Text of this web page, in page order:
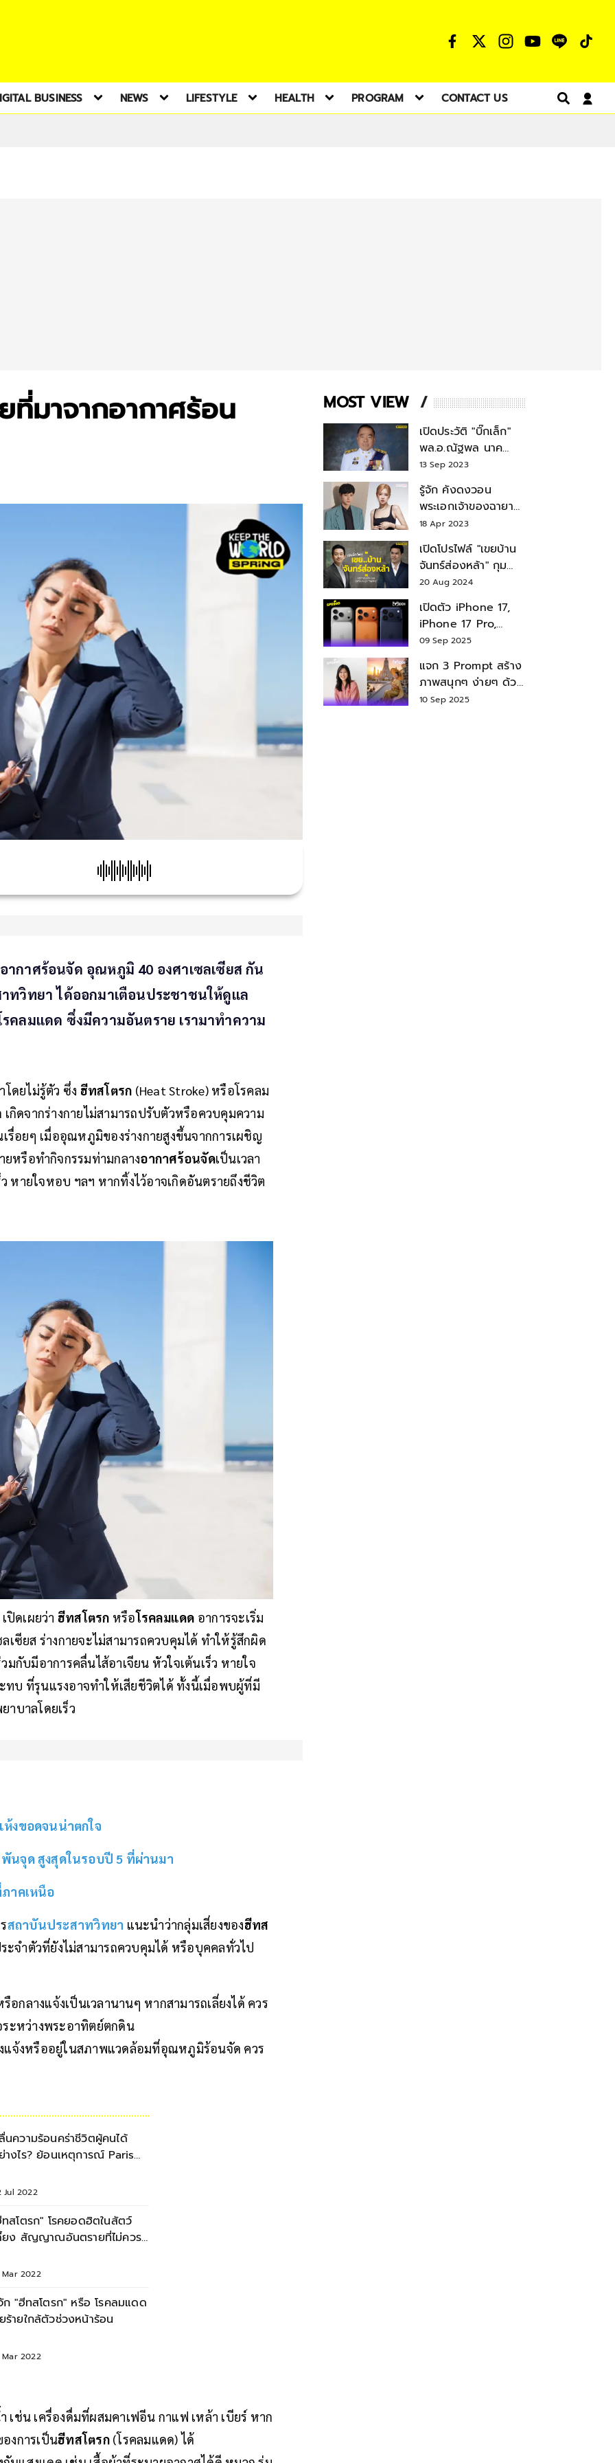
BUSINESS NEWS LIFESTYLE HEALTH PROGRAM CONTACT US
มาจากอากาศร้อน
กาศร้อนจัด อุณหภูมิ 40 องศาเซลเซียส กัน
ทวิทยา ได้ออกมาเตือนประชาชนให้ดูแล
คลมแดด ซึ่งมีความอันตราย เรามาทำความ
ดยไม่รู้ตัว ซึ่ง ฮีทสโตรก (Heat Stroke) หรือโรคลม
ดจากร่างกายไม่สามารถปรับตัวหรือควบคุมความ
รื่อยๆ เมื่ออุณหภูมิของร่างกายสูงขึ้นจากการเผชิญ
หรือทำกิจกรรมท่ามกลางอากาศร้อนจัดเป็นเวลา
หายใจหอบ ฯลฯ หากทิ้งไว้อาจเกิดอันตรายถึงชีวิต
ดเผยว่า ฮีทสโตรก หรือโรคลมแดด อาการจะเริ่ม
ซียส ร่างกายจะไม่สามารถควบคุมได้ ทำให้รู้สึกผิด
บมีอาการคลื่นไส้อาเจียน หัวใจเต้นเร็ว หายใจ
บ ที่รุนแรงอาจทำให้เสียชีวิตได้ ทั้งนี้เมื่อพบผู้ที่มี
าบาลโดยเร็ว
ห้งขอดจนน่าตกใจ
พันจุด สูงสุดในรอบปี 5 ที่ผ่านมา
าคเหนือ
สถาบันประสาทวิทยา แนะนำว่ากลุ่มเสี่ยงของฮีทส
ะจำตัวที่ยังไม่สามารถควบคุมได้ หรือบุคคลทั่วไป
อกลางแจ้งเป็นเวลานานๆ หากสามารถเลี่ยงได้ ควร
ระหว่างพระอาทิตย์ตกดิน
แจ้งหรืออยู่ในสภาพแวดล้อมที่อุณหภูมิร้อนจัด ควร
นความร้อนคร่าชีวิตผู้คนได้
างไร? ย้อนเหตุการณ์ Paris
Jul 2022
สโตรก" โรคยอดฮิตในสัตว์
ยง สัญญาณอันตรายที่ไม่ควร
Mar 2022
ก "ฮีทสโตรก" หรือ โรคลมแดด
ร้ายใกล้ตัวช่วงหน้าร้อน
Mar 2022
เช่น เครื่องดื่มที่ผสมคาเฟอีน กาแฟ เหล้า เบียร์ หาก
งการเป็นฮีทสโตรก(โรคลมแดด) ได้
MOST VIEW
เปิดประวัติ "บิ๊กเล็ก"
พล.อ.ณัฐพล นาค
พาณิชย์ จากเลขาฯ
สมช.-เลขาฯ
รมว.กลาโหม
13 Sep 2023
รู้จัก คังดงวอน
พระเอกเจ้าของฉายา
สมบัติแห่งชาติ หลังมี
18 Apr 2023
เปิดโปรไฟล์ "เขยบ้าน
จันทร์ส่องหล้า" กุม
บังเหียนธุรกิจตระกูล
"ชินวัตร"
20 Aug 2024
เปิดตัว iPhone 17,
iPhone 17 Pro,
iPhone 17 Air สเปค
09 Sep 2025
แจก 3 Prompt สร้าง
ภาพสนุกๆ ง่ายๆ ด้วย
Nano Banana ใน
10 Sep 2025